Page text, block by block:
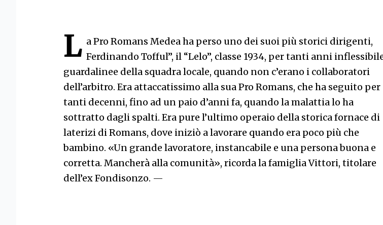
L a Pro Romans Medea ha perso uno dei suoi più storici dirigenti,
Ferdinando Tofful”, il “Lelo”, classe 1934, per tanti anni
guardalinee della squadra locale, quando non c’erano i collaboratori
dell’arbitro. Era attaccatissimo alla sua Pro Romans, che ha seguito per
tanti decenni, fino ad un paio d’anni fa, quando la malattia lo ha
sottratto dagli spalti. Era pure l’ultimo operaio della storica fornace di
laterizi di Romans, dove iniziò a lavorare quando era poco più che
bambino. «Un grande lavoratore, instancabile e una persona buona e
corretta. Mancherà alla comunità», ricorda la famiglia Vittori, titolare
dell’ex Fondisonzo. —